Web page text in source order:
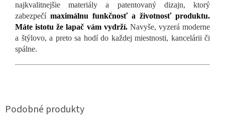
najkvalitnejšie materiály a patentovaný dizajn, ktorý
zabezpečí maximálnu funkčnosť a životnosť produktu.
Máte istotu že lapač vám vydrží. Navyše, vyzerá moderne
a štýlovo, a preto sa hodí do každej miestnosti, kancelárii či
spálne.